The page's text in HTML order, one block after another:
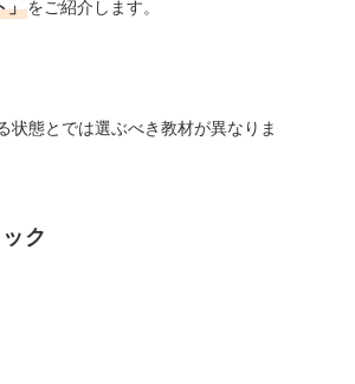
」をご紹介します。
態とでは選ぶべき教材が異なりま
ク